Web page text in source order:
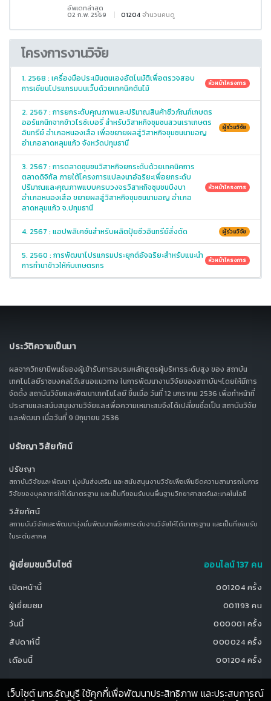
อัพเดทล่าสุด
02 ก.พ. 2569 01204จำนวนคนดู
โครงการงานวิจัย
1. 2568 : เครื่องมือประเมินตนเองอัตโนมัติเพื่อตรวจสอบ
การเขียนโปรแกรมบนเว็บด้วยเทคนิคต้นไม้
หัวหน้าโครงการ
2. 2567 : การยกระดับคุณภาพและปริมาณสินค้าชีวภัณฑ์เกษตร
ออร์แกนิกจากข้าวไรซ์เบอรี่ สำหรับวิสาหกิจชุมชนสวนเราเกษตร
อินทรีย์ อำเภอหนองเสือ เพื่อขยายผลสู่วิสาหกิจชุมชนนามอญ
อำเภอลาดหลุมแก้ว จังหวัดปทุมธานี
ผู้ร่วมวิจัย
3. 2567 : การตลาดชุมชนวิสาหกิจยกระดับด้วยเทคนิคการ
ตลาดดิจิทัล ภายใต้โครงการแปลงนาอัฉริยะเพื่อยกระดับ
ปริมาณและคุณภาพแบบครบวงจรวิสาหกิจชุมชนบึงบา
อำเภอหนองเสือ ขยายผลสู่วิสาหกิจชุมชนนามอญ อำเภอ
ลาดหลุมแก้ว จ.ปทุมธานี
หัวหน้าโครงการ
4. 2567 : แอปพลิเคชันสำหรับผลิตปุ๋ยชีวอินทรีย์สั่งตัด ผู้ร่วมวิจัย
5. 2560 : การพัฒนาโปรแกรมประยุกต์อัจฉริยะสำหรับแนะนำ
การทำนาข้าวให้กับเกษตรกร
หัวหน้าโครงการ
ประวัติความเป็นมา
ผลจากวิทยานิพนธ์ของผู้เข้ารับการอบรมหลักสูตรผู้บริหารระดับสูง ของ สถาบัน
เทคโนโลยีราชมงคลได้เสนอแนวทาง ในการพัฒนางานวิจัยของสถาบันฯโดยให้มีการ
จัดตั้ง สถาบันวิจัยและพัฒนาเทคโนโลยี ขึ้นเมื่อ วันที่ 12 มกราคม 2536 เพื่อทำหน้าที่
ประสานและสนับสนุนงานวิจัยและเพื่อความเหมาะสมจึงได้เปลี่ยนชื่อเป็น สถาบันวิจัย
และพัฒนา เมื่อวันที่ 9 มิถุนายน 2536
ปรัชญา วิสัยทัศน์
ปรัชญา
สถาบันวิจัยและพัฒนา มุ่งมั่นส่งเสริม และสนับสนุนงานวิจัยเพื่อเพิ่มขีดความสามารถในการ
วิจัยของบุคลากรให้ได้มาตรฐาน และเป็นที่ยอมรับบนพื้นฐานวิทยาศาสตร์และเทคโนโลยี
วิสัยทัศน์
สถานบันวิจัยและพัฒนามุ่งมั่นพัฒนาเพื่อยกระดับงานวิจัยให้ได้มาตรฐาน และเป็นที่ยอมรับ
ในระดับสากล
ผู้เยี่ยมชมเว็บไซต์ ออนไลน์ 137 คน
เปิดหน้านี้
001204 ครั้ง
ผู้เยี่ยมชม
001193 คน
วันนี้
000001 ครั้ง
สัปดาห์นี้
000024 ครั้ง
เดือนนี้
001204 ครั้ง
เว็บไซต์ มทร.ธัญบุรี ใช้คุกกี้เพื่อพัฒนาประสิทธิภาพ และประสบการณ์